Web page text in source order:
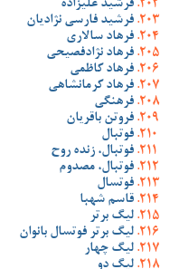
فرشید علیزاده
فرشید فارسی نژادیان
فرهاد سالاری
فرهاد نژادفصیحی
فرهاد کاظمی
فرهاد کرمانشاهی
فرهنگی
فروتن باقریان
فوتبال
فوتبال، زنده روح
فوتبال، مصدوم
فوتسال
قاسم شهبا
لیگ برتر
لیگ برتر فوتسال بانوان
لیگ چهار
لیگ دو